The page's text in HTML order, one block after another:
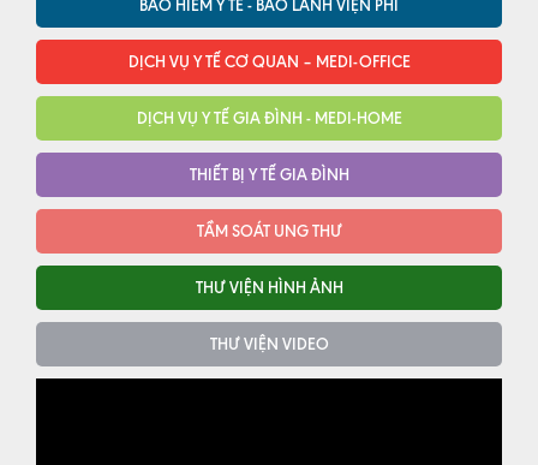
BẢO HIỂM Y TẾ - BẢO LÃNH VIỆN PHÍ
DỊCH VỤ Y TẾ CƠ QUAN – MEDI-OFFICE
DỊCH VỤ Y TẾ GIA ĐÌNH - MEDI-HOME
THIẾT BỊ Y TẾ GIA ĐÌNH
TẦM SOÁT UNG THƯ
THƯ VIỆN HÌNH ẢNH
THƯ VIỆN VIDEO